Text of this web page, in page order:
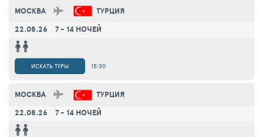
МОСКВА
ТУРЦИЯ
22.08.26
7 - 14 НОЧЕЙ
15:30
ИСКАТЬ ТУРЫ
МОСКВА
ТУРЦИЯ
22.08.26
7 - 14 НОЧЕЙ